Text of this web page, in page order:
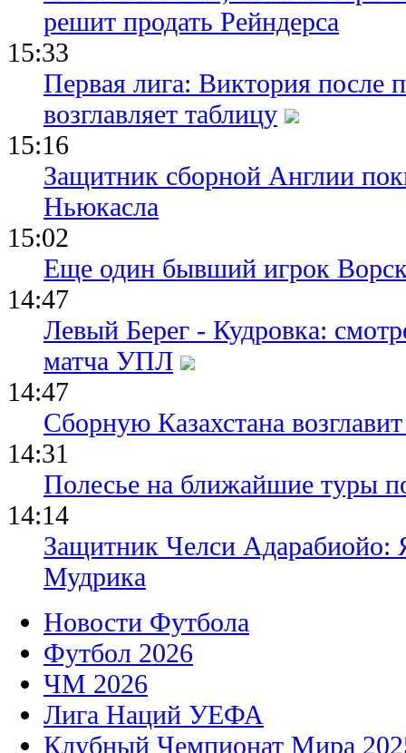
решит продать Рейндерса
15:33
Первая лига: Виктория после
возглавляет таблицу
15:16
Защитник сборной Англии
Ньюкасла
15:02
Еще один бывший игрок
14:47
Левый Берег - Кудровка:
матча УПЛ
14:47
Сборную Казахстана
14:31
Полесье на ближайшие туры
14:14
Защитник Челси Адарабиойо:
Мудрика
Новости Футбола
Футбол 2026
ЧМ 2026
Лига Наций УЕФА
Клубный Чемпионат Мира